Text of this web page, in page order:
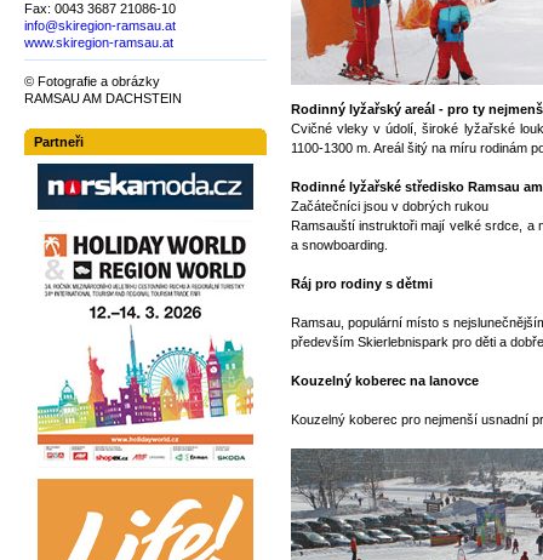
Rodinný lyžařský areál - pro ty
Cvičné vleky v údolí, široké lyžařské
1100-1300 m. Areál šitý na míru rodinám
Rodinné lyžařské středisko Ramsau
Začátečníci jsou v dobrých rukou
Ramsauští instruktoři mají velké srdce, a
a snowboarding.
Ráj pro rodiny s dětmi
Ramsau, populární místo s
především Skierlebnispark pro děti a
Kouzelný koberec na lanovce
Kouzelný koberec pro nejmenší usnadní
Fax: 0043 3687 21086-10
info@skiregion-ramsau.at
www.skiregion-ramsau.at
© Fotografie a obrázky
RAMSAU AM DACHSTEIN
Partneři